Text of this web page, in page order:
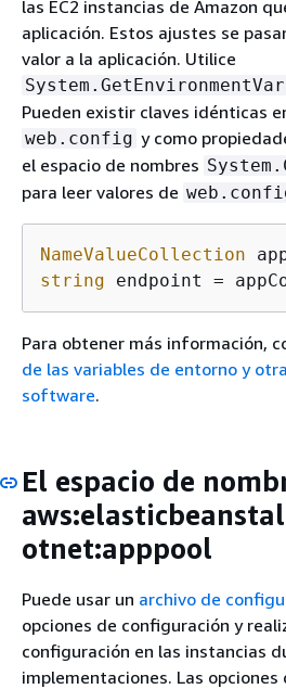
las EC2 instancias de Amazon
aplicación. Estos ajustes se
valor a la aplicación. Utilice
Pueden existir claves idénticas
web.config y como
el espacio de nombres
para leer valores de
NameValueCollection
string endpoint =
Para obtener más información,
de las variables de entorno y
software.
El espacio de
otnet:apppool
Puede usar un archivo de
opciones de configuración y
configuración en las instancias
implementaciones. Las